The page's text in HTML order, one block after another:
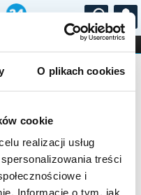
O plikach cookies
cookie
realizacji usług
treści
i
Informacje o tym, jak
...
STAND-UP
na wydarzenie